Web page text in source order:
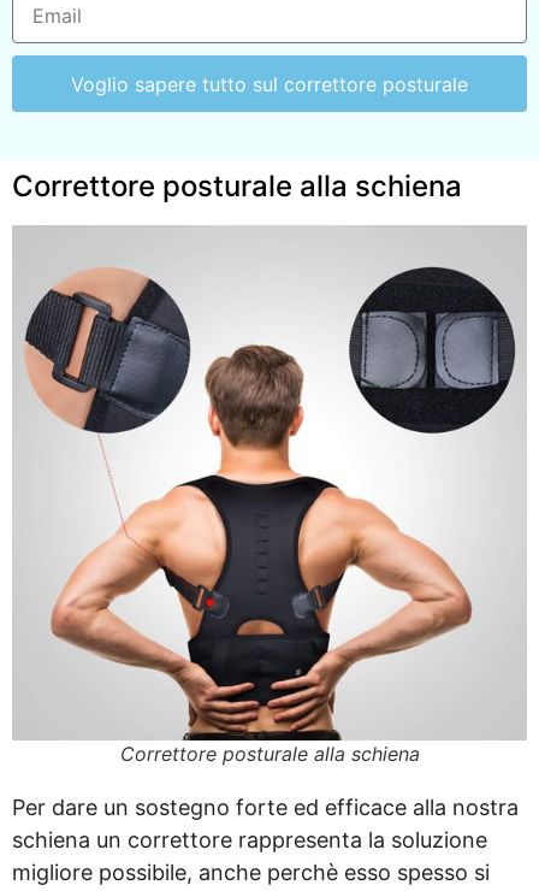
Voglio sapere tutto sul correttore posturale
Correttore posturale alla schiena
Correttore posturale alla schiena
Per dare un sostegno forte ed efficace alla nostra
schiena un correttore rappresenta la soluzione
migliore possibile, anche perchè esso spesso si